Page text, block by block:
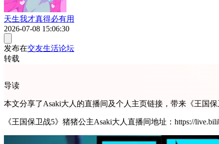
天生我才真得必有用
2026-07-08 15:06:30
发布在交友生活论坛
转载
导读
本文分享了Asaki大人的直播间及个人主页链接，带来《王国
《王国保卫战5》猪猪公主Asaki大人直播间地址：https://